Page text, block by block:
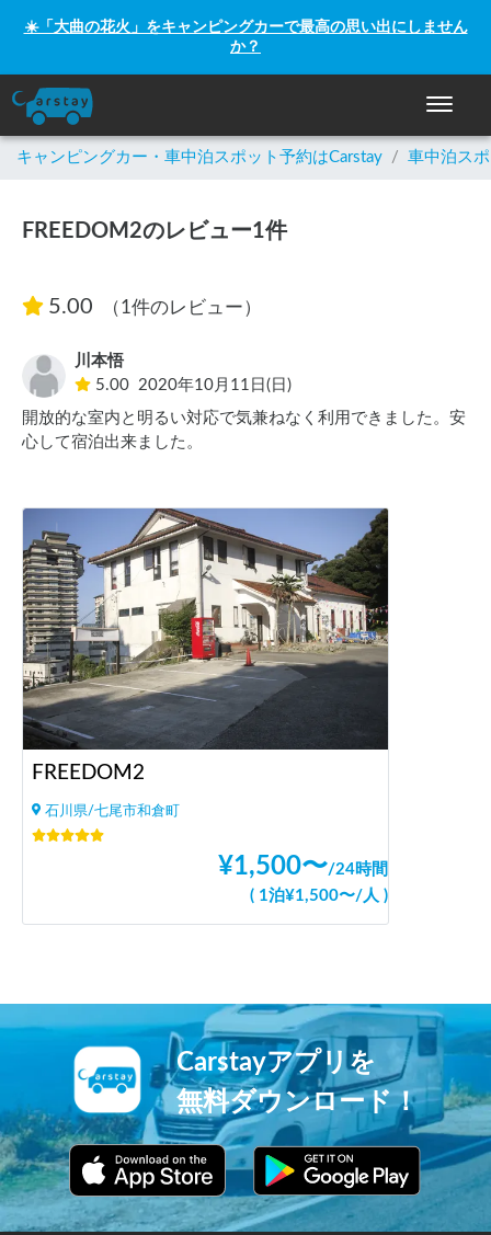
☀️「大曲の花火」をキャンピングカーで最高の思い出にしません
か？
ナビゲ
キャンピングカー・車中泊スポット予約はCarstay / 車中泊ス
FREEDOM2のレビュー1件
5.00 （1件のレビュー）
川本悟
5.00 2020年10月11日(日)
開放的な室内と明るい対応で気兼ねなく利用できました。安
心して宿泊出来ました。
FREEDOM2
石川県/七尾市和倉町
¥1,500〜/24時間
( 1泊¥1,500〜/ 人 )
Carstayアプリを
無料ダウンロード！